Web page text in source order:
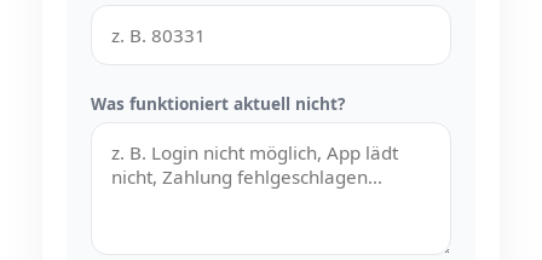
Was funktioniert aktuell nicht?